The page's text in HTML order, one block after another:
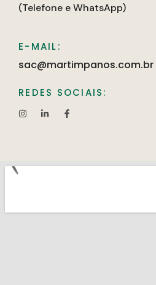
(Telefone e WhatsApp)
E-MAIL:
sac@martimpanos.com.br
REDES SOCIAIS: